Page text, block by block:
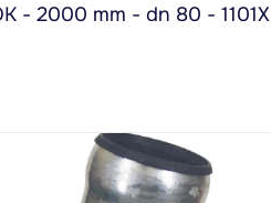
- 2000 mm - dn 80 - 1101X